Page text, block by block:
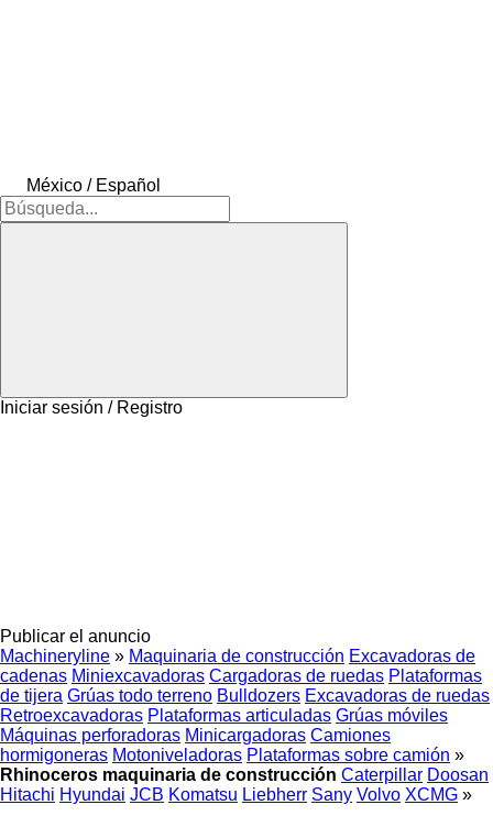
México / Español
Iniciar sesión / Registro
Publicar el anuncio
Machineryline » Maquinaria de construcción Excavadoras de
cadenas Miniexcavadoras Cargadoras de ruedas Plataformas
de tijera Grúas todo terreno Bulldozers Excavadoras de ruedas
Retroexcavadoras Plataformas articuladas Grúas móviles
Máquinas perforadoras Minicargadoras Camiones
hormigoneras Motoniveladoras Plataformas sobre camión »
Rhinoceros maquinaria de construcción Caterpillar Doosan
Hitachi Hyundai JCB Komatsu Liebherr Sany Volvo XCMG »